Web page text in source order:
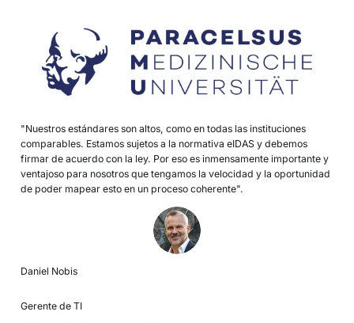
"Nuestros estándares son altos, como en todas las instituciones
comparables. Estamos sujetos a la normativa eIDAS y debemos
firmar de acuerdo con la ley. Por eso es inmensamente importante y
ventajoso para nosotros que tengamos la velocidad y la oportunidad
de poder mapear esto en un proceso coherente".
Daniel Nobis
Gerente de TI